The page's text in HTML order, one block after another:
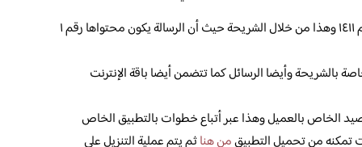
قم بإرسال رسالة نصية وهذا عن طريق رقم ١٤١١ وهذا من خلال الشريحة حيث أن الرسالة يكون محتواها رقم ١
بالشريحة وأيضا الرسائل كما تتضمن أيضا باقة الإنترنت
الخاص بالعميل وهذا عبر أتباع خطوات بالتطبيق الخاص
تمكنه من تحميل التطبيقمن هناثم يتم عملية التنزيل على